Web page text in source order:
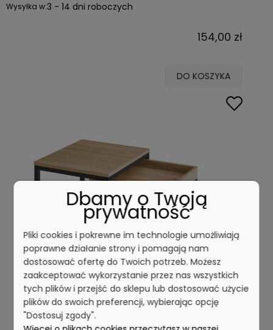
Wysyłka w:3 - 14 dni roboczych
154,00 zł
DO KOSZYKA
Dbamy o Twoją
prywatność
Pliki cookies i pokrewne im technologie umożliwiają
poprawne działanie strony i pomagają nam
dostosować ofertę do Twoich potrzeb. Możesz
zaakceptować wykorzystanie przez nas wszystkich
tych plików i przejść do sklepu lub dostosować użycie
plików do swoich preferencji, wybierając opcję
"Dostosuj zgody".